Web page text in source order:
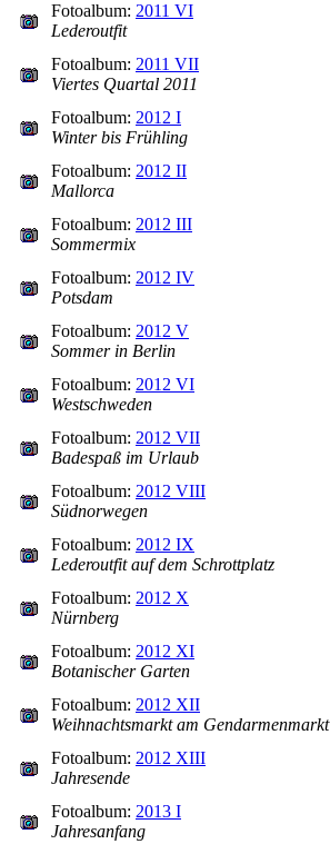
Fotoalbum: 2011 VI
Lederoutfit
Fotoalbum: 2011 VII
Viertes Quartal 2011
Fotoalbum: 2012 I
Winter bis Frühling
Fotoalbum: 2012 II
Mallorca
Fotoalbum: 2012 III
Sommermix
Fotoalbum: 2012 IV
Potsdam
Fotoalbum: 2012 V
Sommer in Berlin
Fotoalbum: 2012 VI
Westschweden
Fotoalbum: 2012 VII
Badespaß im Urlaub
Fotoalbum: 2012 VIII
Südnorwegen
Fotoalbum: 2012 IX
Lederoutfit auf dem Schrottplatz
Fotoalbum: 2012 X
Nürnberg
Fotoalbum: 2012 XI
Botanischer Garten
Fotoalbum: 2012 XII
Weihnachtsmarkt am Gendarmenmarkt
Fotoalbum: 2012 XIII
Jahresende
Fotoalbum: 2013 I
Jahresanfang